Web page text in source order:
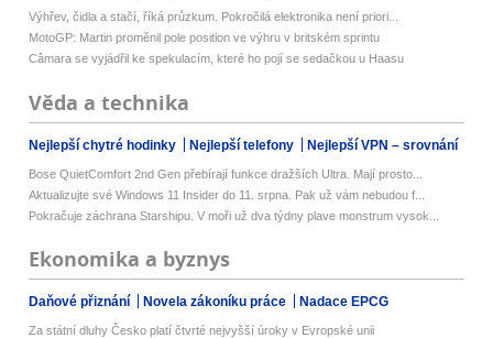
Výhřev, čidla a stačí, říká průzkum. Pokročilá elektronika není priori...
MotoGP: Martin proměnil pole position ve výhru v britském sprintu
Câmara se vyjádřil ke spekulacím, které ho pojí se sedačkou u Haasu
Věda a technika
Nejlepší chytré hodinky Nejlepší telefony Nejlepší VPN – srovnání
Bose QuietComfort 2nd Gen přebírají funkce dražších Ultra. Mají prosto...
Aktualizujte své Windows 11 Insider do 11. srpna. Pak už vám nebudou f...
Pokračuje záchrana Starshipu. V moři už dva týdny plave monstrum vysok...
Ekonomika a byznys
Daňové přiznání Novela zákoníku práce Nadace EPCG
Za státní dluhy Česko platí čtvrté nejvyšší úroky v Evropské unii